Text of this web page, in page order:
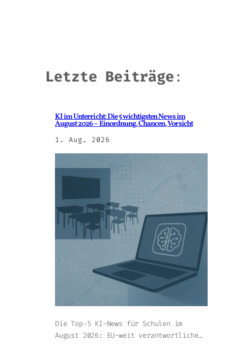
Letzte Beiträge:
KI im Unterricht: Die 5 wichtigsten News im
August 2026 – Einordnung, Chancen, Vorsicht
1. Aug. 2026
Die Top‑5 KI-News für Schulen im
August 2026: EU-weit verantwortliche…